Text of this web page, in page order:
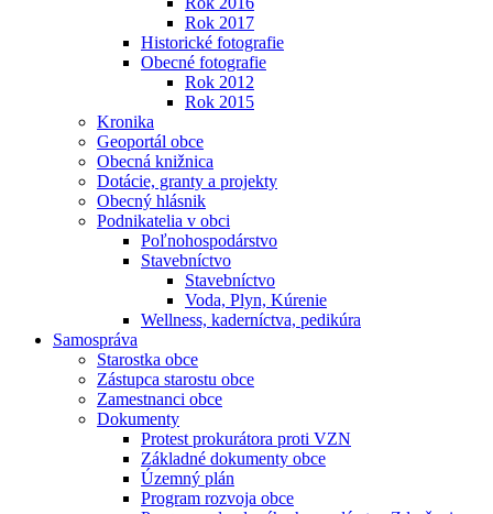
Rok 2017
Historické fotografie
Obecné fotografie
Rok 2012
Rok 2015
Kronika
Geoportál obce
Obecná knižnica
Dotácie, granty a projekty
Obecný hlásnik
Podnikatelia v obci
Poľnohospodárstvo
Stavebníctvo
Stavebníctvo
Voda, Plyn, Kúrenie
Wellness, kaderníctva, pedikúra
Samospráva
Starostka obce
Zástupca starostu obce
Zamestnanci obce
Dokumenty
Protest prokurátora proti VZN
Základné dokumenty obce
Územný plán
Program rozvoja obce